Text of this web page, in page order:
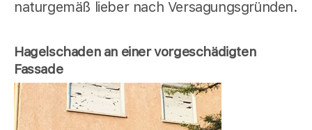
naturgemäß lieber nach Versagungsgründen.
Hagelschaden an einer vorgeschädigten
Fassade